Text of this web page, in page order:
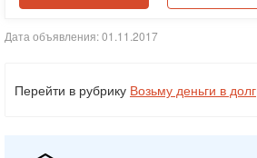
Дата объявления: 01.11.2017
Перейти в рубрику Возьму деньги в долг